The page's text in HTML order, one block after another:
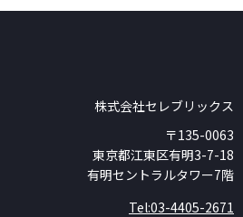
株式会社セレブリックス
〒135-0063
東京都江東区有明3-7-18
有明セントラルタワー7階
Tel:03-4405-2671